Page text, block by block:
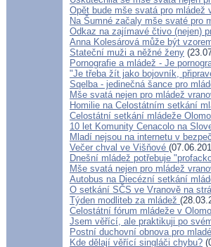
Opět bude mše svatá pro mládež
Na Šumné začaly mše svaté pro
Odkaz na zajímavé čtivo (nejen)
Anna Kolesárová může být
Stateční muži a něžné ženy
Pornografie a mládež - Je
"Je třeba žít jako bojovník,
Sqelba - jedinečná šance pro
Mše svatá nejen pro mládež
Homilie na Celostátním setkání
Celostátní setkání mládeže
10 let Komunity Cenacolo na
Mladí nejsou na internetu v
Večer chval ve Višňové
Dnešní mládež potřebuje
Mše svatá nejen pro mládež
Autobus na Diecézní setkání
O setkání SČS ve Vranově na
Týden modliteb za mládež
Celostátní fórum mládeže v
Jsem věřící, ale praktikuji po
Postní duchovní obnova pro
Kde dělají věřící singláči chybu?